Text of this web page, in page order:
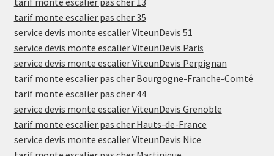
tarif monte escalier pas cher 35
service devis monte escalier ViteunDevis 51
service devis monte escalier ViteunDevis Paris
service devis monte escalier ViteunDevis Perpignan
tarif monte escalier pas cher Bourgogne-Franche-Comté
tarif monte escalier pas cher 44
service devis monte escalier ViteunDevis Grenoble
tarif monte escalier pas cher Hauts-de-France
service devis monte escalier ViteunDevis Nice